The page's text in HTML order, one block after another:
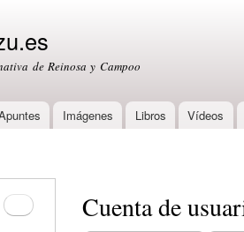
de Reinosa y Campoo
Imágenes Libros Vídeos
Buscar Cuenta de